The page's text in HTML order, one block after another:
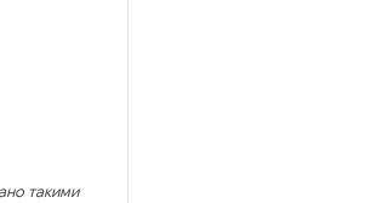
такими